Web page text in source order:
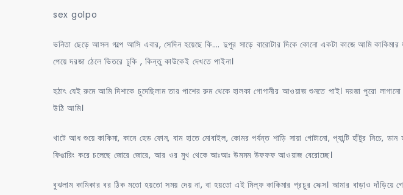
sex golpo
ভনিতা ছেড়ে আসল গল্পে আসি এবার, সেদিন হয়েছে কি…. দুপুর সাড়ে বারোটার দিকে কোনো একটা কাজে আমি কাকিমার
পেয়ে দরজা ঠেলে ভিতরে ঢুকি , কিন্তু কাউকেই দেখতে পাইনা।
হঠাৎ যেই রুমে আমি দিশাকে চুদেছিলাম তার পাশের রুম থেকে হালকা গোগানীর আওয়াজ শুনতে পাই। দরজা পুরো
উঠি আমি।
খাটে আধ শুয়ে কাকিমা, কানে হেড ফোন, বাম হাতে মোবাইল, কোমর পর্যন্ত শাড়ি সায়া গোটানো, প্যান্টি হাঁটুর নিচে,
ফিঙারিং করে চলেছে জোরে জোরে, আর ওর মুখ থেকে আঃআঃ উমমম উফফফ আওয়াজ বেরোচ্ছে।
বুঝলাম কামিকার বর ঠিক মতো হয়তো সময় দেয় না, বা হয়তো এই মিল্ফ কাকিমার প্রচুর সেক্স। আমার বাড়াও দাঁড়িয়ে